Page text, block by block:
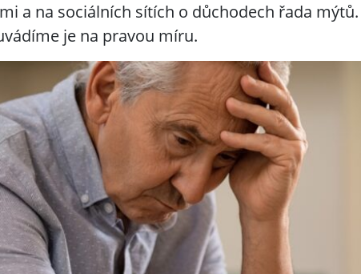
a na sociálních sítích o důchodech řada mýtů.
je na pravou míru.